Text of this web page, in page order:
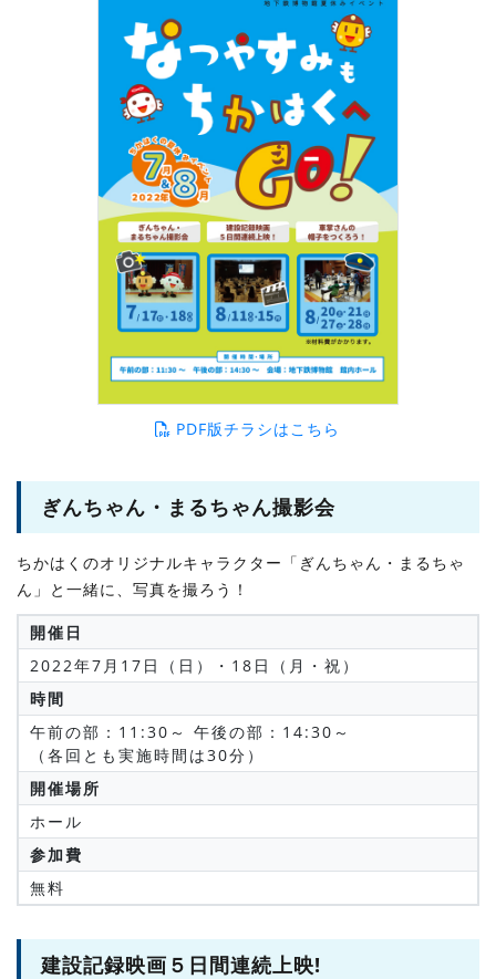
PDF版チラシはこちら
ぎんちゃん・まるちゃん撮影会
ちかはくのオリジナルキャラクター「ぎんちゃん・まるちゃ
ん」と一緒に、写真を撮ろう！
開催日
2022年7月17日（日）・18日（月・祝）
時間
午前の部：11:30～ 午後の部：14:30～
（各回とも実施時間は30分）
開催場所
ホール
参加費
無料
建設記録映画５日間連続上映!